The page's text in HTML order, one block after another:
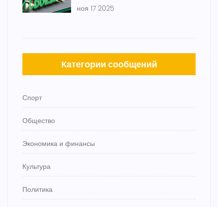
клиентов
ноя 17 2025
Категории сообщений
Спорт
Общество
Экономика и финансы
Культура
Политика